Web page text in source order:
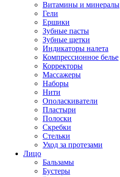
Витамины и минералы
Гели
Ершики
Зубные пасты
Зубные щетки
Индикаторы налета
Компрессионное белье
Корректоры
Массажеры
Наборы
Нити
Ополаскиватели
Пластыри
Полоски
Скребки
Стельки
Уход за протезами
Лицо
Бальзамы
Бустеры